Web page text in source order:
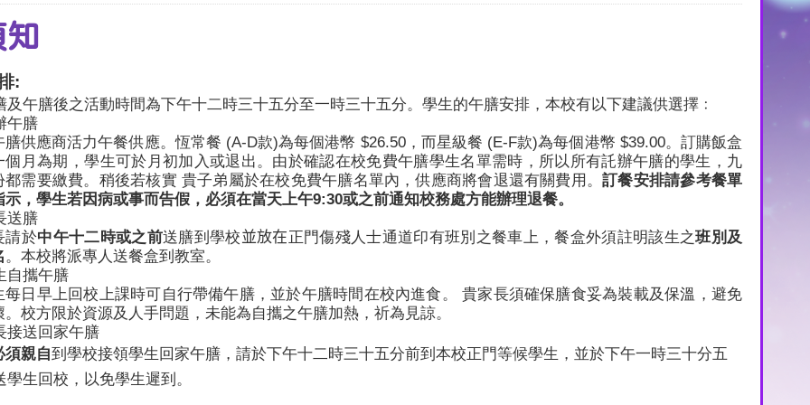
知
:
及午膳後之活動時間為下午十二時三十五分至一時三十五分。學生的午膳安排，本校有以下建議供選擇﹕
午膳
膳供應商活力午餐供應。恆常餐 (A-D款)為每個港幣 $26.50，而星級餐 (E-F款)為每個港幣 $39.00。訂購飯盒
個月為期，學生可於月初加入或退出。由於確認在校免費午膳學生名單需時，所以所有託辦午膳的學生，九
都需要繳費。稍後若核實 貴子弟屬於在校免費午膳名單內，供應商將會退還有關費用。訂餐安排請參考餐單
示，學生若因病或事而告假，必須在當天上午9:30或之前通知校務處方能辦理退餐。
送膳
請於中午十二時或之前送膳到學校並放在正門傷殘人士通道印有班別之餐車上，餐盒外須註明該生之班別及
。本校將派專人送餐盒到教室。
自攜午膳
每日早上回校上課時可自行帶備午膳，並於午膳時間在校內進食。 貴家長須確保膳食妥為裝載及保溫，避免
。校方限於資源及人手問題，未能為自攜之午膳加熱，祈為見諒。
接送回家午膳
須親自到學校接領學生回家午膳，請於下午十二時三十五分前到本校正門等候學生，並於下午一時三十分五
學生回校，以免學生遲到。